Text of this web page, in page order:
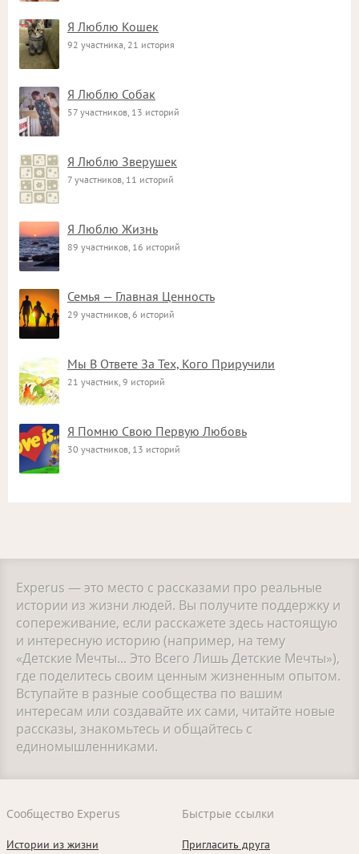
Я Люблю Кошек
92 участника, 21 история
Я Люблю Собак
57 участников, 13 историй
Я Люблю Зверушек
7 участников, 11 историй
Я Люблю Жизнь
89 участников, 16 историй
Семья — Главная Ценность
29 участников, 6 историй
Мы В Ответе За Тех, Кого Приручили
21 участник, 9 историй
Я Помню Свою Первую Любовь
30 участников, 13 историй
Experus — это место с рассказами про реальные
истории из жизни людей. Вы получите поддержку и
сопереживание, если расскажете здесь настоящую
и интересную историю (например, на тему
«Детские Мечты... Это Всего Лишь Детские Мечты»),
где поделитесь своим ценным жизненным опытом.
Вступайте в разные сообщества по вашим
интересам или создавайте их сами, читайте новые
рассказы, знакомьтесь и общайтесь с
единомышленниками.
Сообщество Experus
Истории из жизни
Быстрые ссылки
Пригласить друга